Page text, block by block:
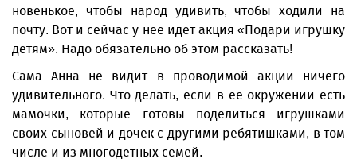
новенькое, чтобы народ удивить, чтобы ходили на
почту. Вот и сейчас у нее идет акция «Подари игрушку
детям». Надо обязательно об этом рассказать!
Сама Анна не видит в проводимой акции ничего
удивительного. Что делать, если в ее окружении есть
мамочки, которые готовы поделиться игрушками
своих сыновей и дочек с другими ребятишками, в том
числе и из многодетных семей.